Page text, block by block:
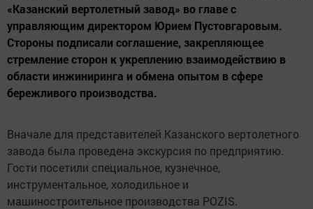
«Казанский вертолетный завод» во главе с
управляющим директором Юрием Пустовгаровым.
Стороны подписали соглашение, закрепляющее
стремление сторон к укреплению взаимодействию в
области инжиниринга и обмена опытом в сфере
бережливого производства.
Вначале для представителей Казанского вертолетного
завода была проведена экскурсия по предприятию.
Гости посетили специальное, кузнечное,
инструментальное, холодильное и
машиностроительное производства POZIS.